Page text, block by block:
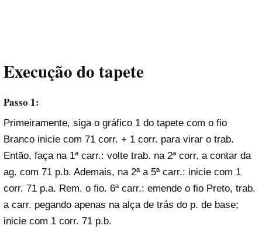
Execuçãodo tapete
Passo 1:
Primeiramente, siga o gráfico 1 do tapete com o fio
Branco inicie com 71 corr. + 1 corr. para virar o trab.
Então, faça na 1ª carr.: volte trab. na 2ª corr. a contar da
ag. com 71 p.b. Ademais, na 2ª a 5ª carr.: inicie com 1
corr. 71 p.a. Rem. o fio. 6ª carr.: emende o fio Preto, trab.
a carr. pegando apenas na alça de trás do p. de base;
inicie com 1 corr. 71 p.b.